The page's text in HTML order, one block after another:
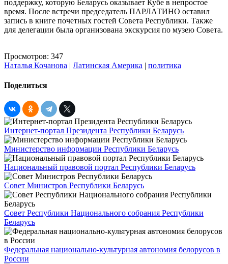
поддержку, которую Беларусь оказывает Кубе в непростое
время. После встречи председатель ПАРЛАТИНО оставил
запись в книге почетных гостей Совета Республики. Также
для делегации была организована экскурсия по музею Совета.
Просмотров: 347
Наталья Кочанова | Латинская Америка | политика
Поделиться
Интернет-портал Президента Республики Беларусь
Министерство информации Республики Беларусь
Национальный правовой портал Республики Беларусь
Совет Министров Республики Беларусь
Совет Республики Национального собрания Республики
Беларусь
Федеральная национально-культурная автономия белорусов в
России